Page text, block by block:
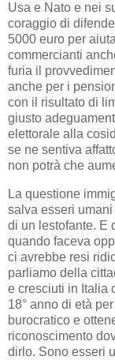
Usa e Nato e nei
coraggio di
5000 euro per
commercianti
furia il
anche per i
con il risultato di
giusto
elettorale alla
se ne sentiva
non potrà che
La questione
salva esseri
di un lestofante. E
quando faceva
ci avrebbe resi
parliamo della
e cresciuti in Italia
18° anno di età
burocratico e
riconoscimento
dirlo. Sono esseri